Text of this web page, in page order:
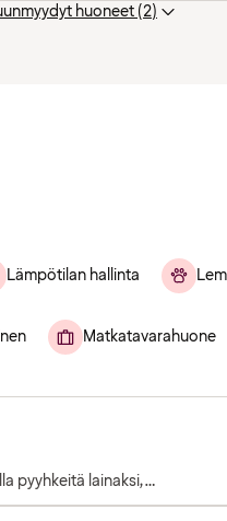
huoneet (2)
Lämpötilan hallinta
Matkatavarahuone
pyyhkeitä lainaksi,
Kardiolaitteet